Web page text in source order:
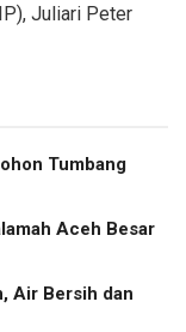
Juliari Peter
Tumbang
Aceh Besar
Air Bersih dan